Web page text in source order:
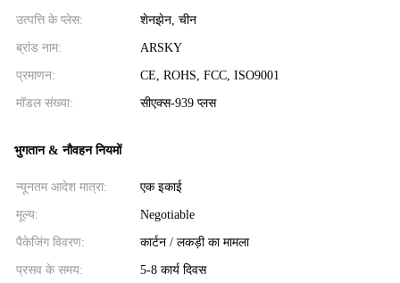
उत्पत्ति के प्लेस: शेनझेन, चीन
ब्रांड नाम: ARSKY
प्रमाणन: CE, ROHS, FCC, ISO9001
मॉडल संख्या: सीएक्स-939 प्लस
भुगतान & नौवहन नियमों
न्यूनतम आदेश मात्रा: एक इकाई
मूल्य: Negotiable
पैकेजिंग विवरण: कार्टन / लकड़ी का मामला
प्रसव के समय: 5-8 कार्य दिवस